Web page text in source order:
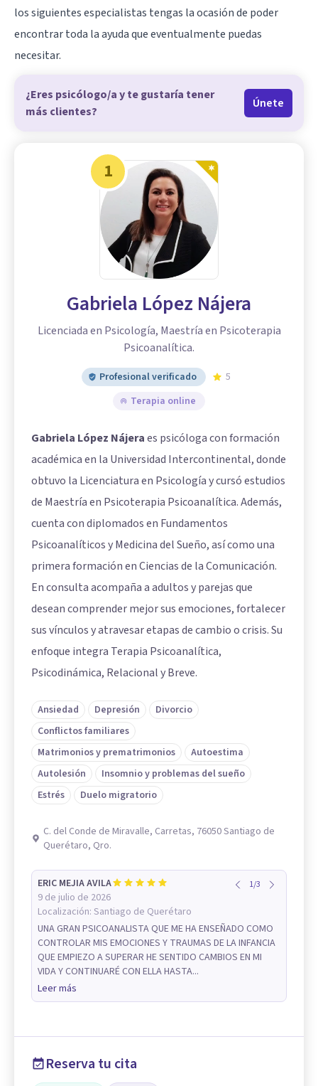
los siguientes especialistas tengas la ocasión de poder
encontrar toda la ayuda que eventualmente puedas
necesitar.
¿Eres psicólogo/a y te gustaría tener
más clientes?
Únete
1
Gabriela López Nájera
Licenciada en Psicología, Maestría en Psicoterapia
Psicoanalítica.
Profesional verificado
5
Terapia online
Gabriela López Nájeraes psicóloga con formación
académica en la Universidad Intercontinental, donde
obtuvo la Licenciatura en Psicología y cursó estudios
de Maestría en Psicoterapia Psicoanalítica. Además,
cuenta con diplomados en Fundamentos
Psicoanalíticos y Medicina del Sueño, así como una
primera formación en Ciencias de la Comunicación.
En consulta acompaña a adultos y parejas que
desean comprender mejor sus emociones, fortalecer
sus vínculos y atravesar etapas de cambio o crisis. Su
enfoque integra Terapia Psicoanalítica,
Psicodinámica, Relacional y Breve.
Ansiedad Depresión
Divorcio
Conflictos familiares
Matrimonios y prematrimonios
Autoestima
Autolesión
Insomnio y problemas del sueño
Estrés
Duelo migratorio
C. del Conde de Miravalle, Carretas, 76050 Santiago de
Querétaro, Qro.
ERIC MEJIA AVILA
9 de julio de 2026
Localización: Santiago de Querétaro
1/3
UNA GRAN PSICOANALISTA QUE ME HA ENSEÑADO COMO
CONTROLAR MIS EMOCIONES Y TRAUMAS DE LA INFANCIA
QUE EMPIEZO A SUPERAR HE SENTIDO CAMBIOS EN MI
VIDA Y CONTINUARÉ CON ELLA HASTA...
Leer más
Reserva tu cita